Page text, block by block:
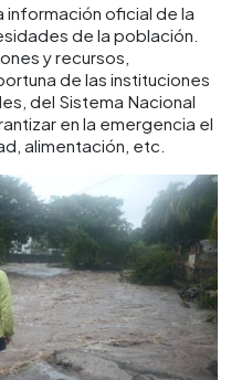
información oficial de la
de la población.
y recursos,
de las instituciones
del Sistema Nacional
en la emergencia el
alimentación, etc.